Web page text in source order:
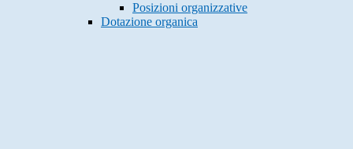
Posizioni organizzative
Dotazione organica